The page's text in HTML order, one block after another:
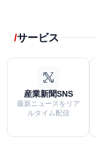
サービス
産業新聞SNS
最新ニュースをリア
ルタイム配信